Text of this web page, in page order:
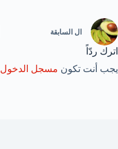
ال السابقة
اترك ردّاً
يجب أنت تكون مسجل الدخول